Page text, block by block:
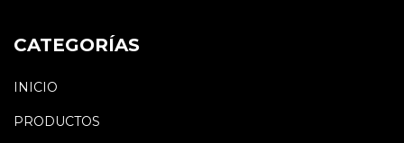
CATEGORÍAS
INICIO
PRODUCTOS